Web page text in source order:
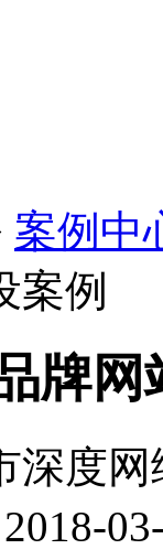
案例中
案例
牌网
深度